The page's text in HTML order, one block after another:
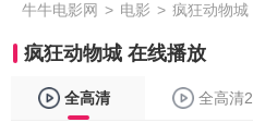
牛牛电影网 > 电影 > 疯狂动物城
疯狂动物城 在线播放
全高清 全高清2